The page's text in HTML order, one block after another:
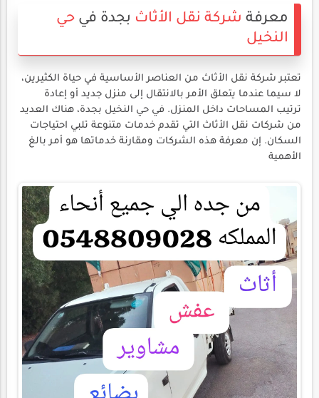
معرفة شركة نقل الأثاث بجدة في حي
النخيل
تعتبر شركة نقل الأثاث من العناصر الأساسية في حياة الكثيرين،
لا سيما عندما يتعلق الأمر بالانتقال إلى منزل جديد أو إعادة
ترتيب المساحات داخل المنزل. في حي النخيل بجدة، هناك العديد
من شركات نقل الأثاث التي تقدم خدمات متنوعة تلبي احتياجات
السكان. إن معرفة هذه الشركات ومقارنة خدماتها هو أمر بالغ
الأهمية